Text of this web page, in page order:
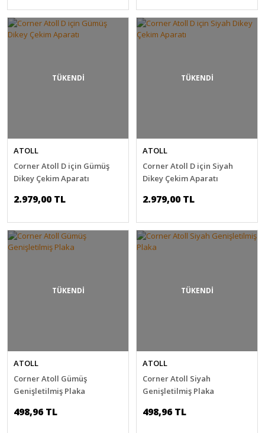
TÜKENDİ
ATOLL
Corner Atoll D için Gümüş
Dikey Çekim Aparatı
2.979,00 TL
TÜKENDİ
ATOLL
Corner Atoll D için Siyah
Dikey Çekim Aparatı
2.979,00 TL
TÜKENDİ
ATOLL
Corner Atoll Gümüş
Genişletilmiş Plaka
498,96 TL
TÜKENDİ
ATOLL
Corner Atoll Siyah
Genişletilmiş Plaka
498,96 TL